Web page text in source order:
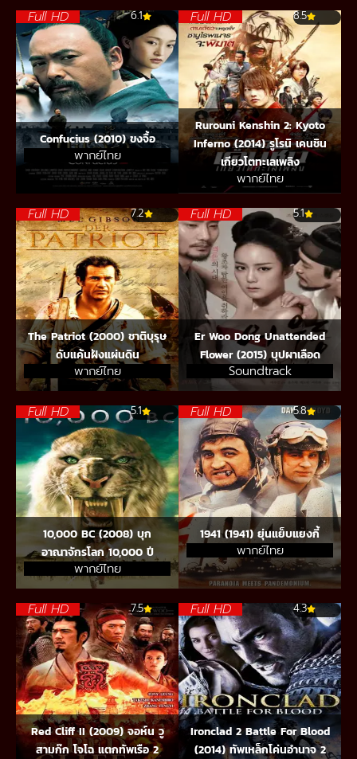
Full HD 6.1
Confucius (2010) ขงจื้อ
พากย์ไทย
Full HD 8.5
Rurouni Kenshin 2: Kyoto
Inferno (2014) รูโรนิ เคนชิน
เกียวโตทะเลเพลิง
พากย์ไทย
Full HD 7.2
The Patriot (2000) ชาติบุรุษ
ดับแค้นฝังแผ่นดิน
พากย์ไทย
Full HD 5.1
Er Woo Dong Unattended
Flower (2015) บุปผาเลือด
Soundtrack
Full HD 5.1
10,000 BC (2008) บุก
อาณาจักรโลก 10,000 ปี
พากย์ไทย
Full HD 5.8
1941 (1941) ยุ่นแย็บแยงกี้
พากย์ไทย
Full HD 7.5
Red Cliff II (2009) จอห์น วู
สามก๊ก โจโฉ แตกทัพเรือ 2
Full HD 4.3
Ironclad 2 Battle For Blood
(2014) ทัพเหล็กโค่นอำนาจ 2